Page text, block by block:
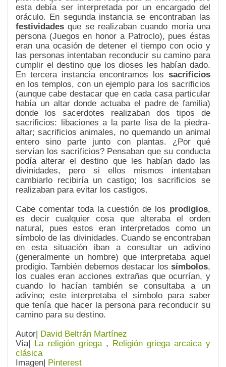
esta debía ser interpretada por un encargado del
oráculo. En segunda instancia se encontraban las
festividades que se realizaban cuando moría una
persona (Juegos en honor a Patroclo), pues éstas
eran una ocasión de detener el tiempo con ocio y
las personas intentaban reconducir su camino para
cumplir el destino que los dioses les habían dado.
En tercera instancia encontramos los sacrificios
en los templos, con un ejemplo para los sacrificios
(aunque cabe destacar que en cada casa particular
había un altar donde actuaba el padre de familia)
donde los sacerdotes realizaban dos tipos de
sacrificios: libaciones a la parte lisa de la piedra-
altar; sacrificios animales, no quemando un animal
entero sino parte junto con plantas. ¿Por qué
servían los sacrificios? Pensaban que su conducta
podía alterar el destino que les habían dado las
divinidades, pero si ellos mismos intentaban
cambiarlo recibiría un castigo; los sacrificios se
realizaban para evitar los castigos.
Cabe comentar toda la cuestión de los prodigios,
es decir cualquier cosa que alteraba el orden
natural, pues estos eran interpretados como un
símbolo de las divinidades. Cuando se encontraban
en esta situación iban a consultar un adivino
(generalmente un hombre) que interpretaba aquel
prodigio. También debemos destacar los símbolos,
los cuales eran acciones extrañas que ocurrían, y
cuando lo hacían también se consultaba a un
adivino; este interpretaba el símbolo para saber
que tenía que hacer la persona para reconducir su
camino para su destino.
Autor| David Beltrán Martínez
Vía| La religión griega, Religión griega arcaica y
clásica
Imagen| Pinterest